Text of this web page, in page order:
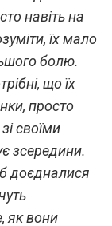
навіть на
їх мало
болю.
що їх
просто
своїми
зсередини.
доєдналися
як вони